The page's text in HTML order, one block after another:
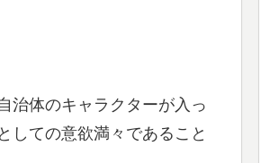
治体のキャラクターが入っ
しての意欲満々であること